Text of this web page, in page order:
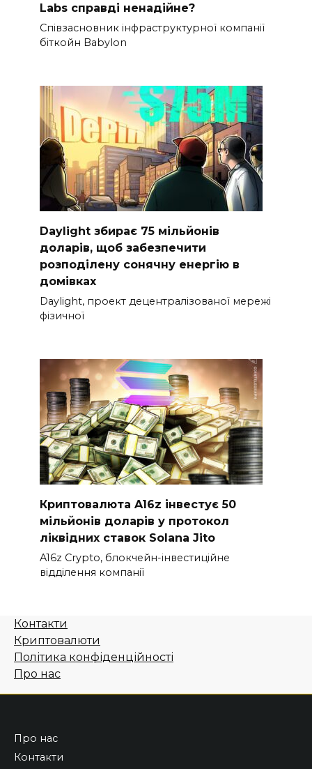
Labs справді ненадійне?
Співзасновник інфраструктурної компанії
біткойн Babylon
Daylight збирає 75 мільйонів
доларів, щоб забезпечити
розподілену сонячну енергію в
домівках
Daylight, проект децентралізованої мережі
фізичної
Криптовалюта A16z інвестує 50
мільйонів доларів у протокол
ліквідних ставок Solana Jito
A16z Crypto, блокчейн-інвестиційне
відділення компанії
Контакти
Криптовалюти
Політика конфіденційності
Про нас
Про нас
Контакти